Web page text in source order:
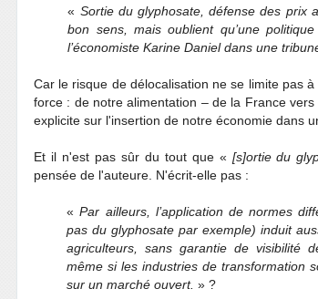
« Sortie du glyphosate, défense des prix
bon sens, mais oublient qu’une
l’économiste Karine Daniel dans une
Car le risque de délocalisation ne se limite pas
force : de notre alimentation – de la France
explicite sur l'insertion de notre économie dans
Et il n'est pas sûr du tout que « [s]ortie du
pensée de l'auteure. N'écrit-elle pas :
«Par ailleurs, l’application de normes
pas du glyphosate par exemple) induit
agriculteurs, sans garantie de visibilité
même si les industries de transformation
sur un marché ouvert.» ?